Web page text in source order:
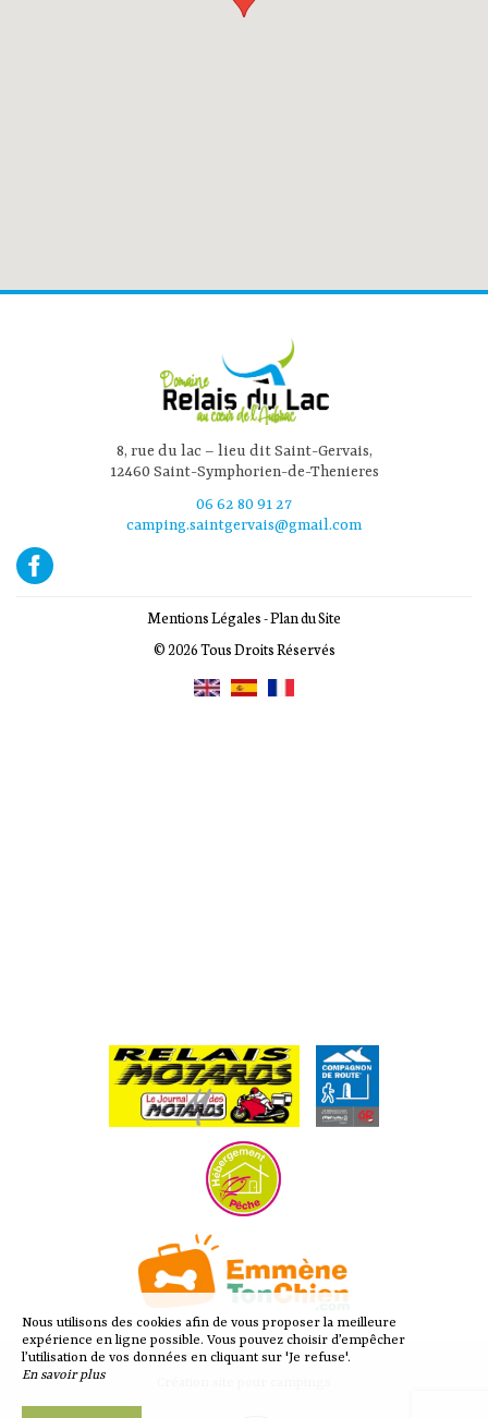
8, rue du lac – lieu dit Saint-Gervais,
12460 Saint-Symphorien-de-Thenieres
06 62 80 91 27
camping.saintgervais@gmail.com
Mentions Légales-Plan du Site
© 2026 Tous Droits Réservés
Nous utilisons des cookies afin de vous proposer la meilleure
expérience en ligne possible. Vous pouvez choisir d’empêcher
l’utilisation de vos données en cliquant sur 'Je refuse'.
En savoir plus